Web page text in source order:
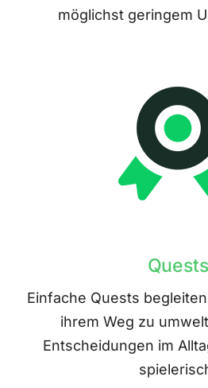
möglichst geringem
Quests
Einfache Quests
ihrem Weg zu
Entscheidungen im